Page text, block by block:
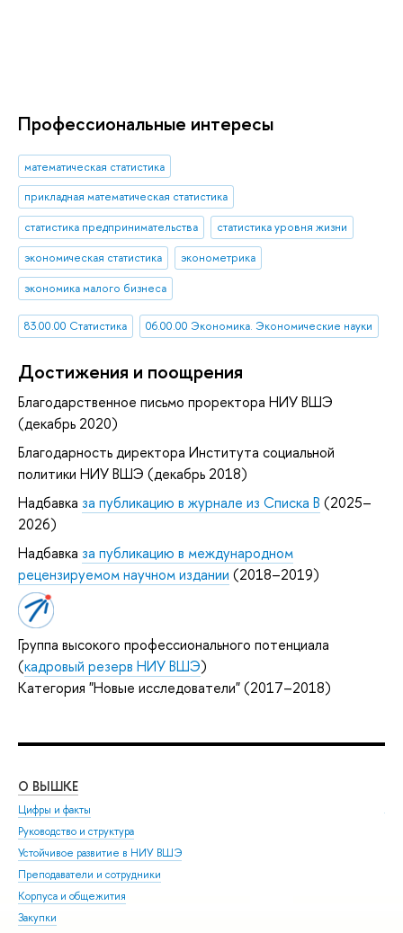
Профессиональные интересы
математическая статистика
прикладная математическая статистика
статистика предпринимательства
статистика уровня жизни
экономическая статистика
эконометрика
экономика малого бизнеса
83.00.00 Статистика 06.00.00 Экономика. Экономические науки
Достижения и поощрения
Благодарственное письмо проректора НИУ ВШЭ
(декабрь 2020)
Благодарность директора Института социальной
политики НИУ ВШЭ (декабрь 2018)
Надбавка за публикацию в журнале из Списка B (2025–
2026)
Надбавка за публикацию в международном
рецензируемом научном издании (2018–2019)
Группа высокого профессионального потенциала
(кадровый резерв НИУ ВШЭ)
Категория "Новые исследователи" (2017–2018)
О ВЫШКЕ
Цифры и факты
Руководство и структура
Устойчивое развитие в НИУ ВШЭ
Преподаватели и сотрудники
Корпуса и общежития
Закупки